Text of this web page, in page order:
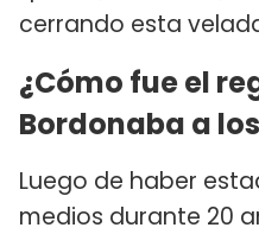
cerrando esta
¿Cómo fue el
Bordonaba a
Luego de haber
medios durante 20